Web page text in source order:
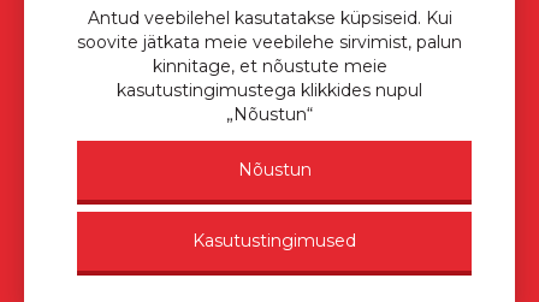
Ostutingimused
Privaatsuspoliitika
Sinu Pood © 2026
Antud veebilehel kasutatakse küpsiseid. Kui
soovite jätkata meie veebilehe sirvimist, palun
kinnitage, et nõustute meie
kasutustingimustega klikkides nupul
„Nõustun“
Nõustun
Kasutustingimused